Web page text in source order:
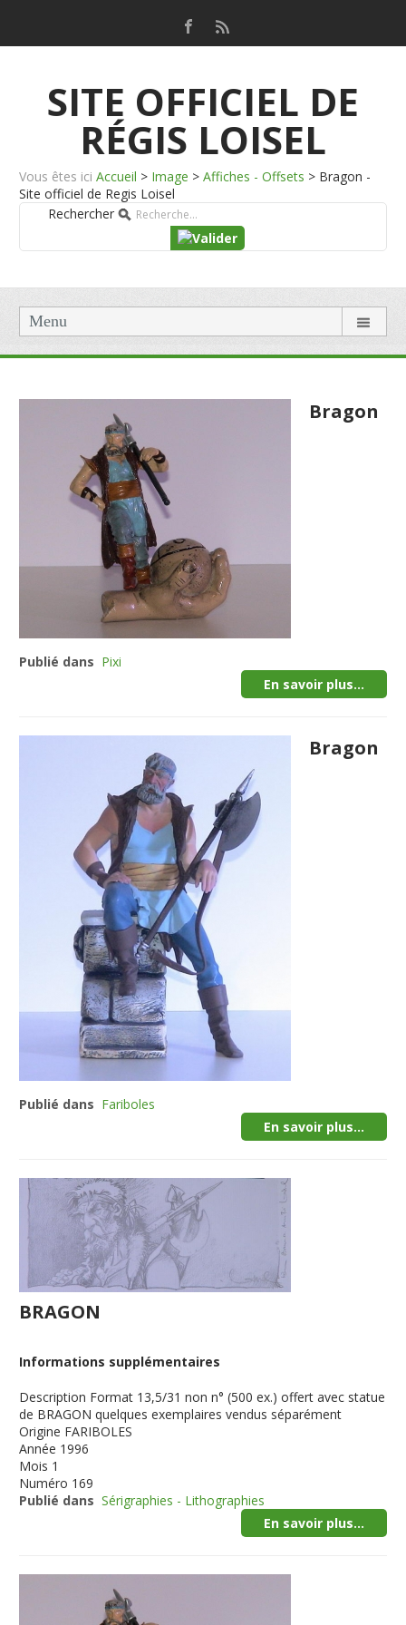
SITE OFFICIEL DE
RÉGIS LOISEL
Vous êtes ici Accueil > Image > Affiches - Offsets > Bragon -
Site officiel de Regis Loisel
Rechercher
Menu
Bragon
Publié dans Pixi
En savoir plus...
Bragon
Publié dans Fariboles
En savoir plus...
BRAGON
Informations supplémentaires
Description Format 13,5/31 non n° (500 ex.) offert avec statue
de BRAGON quelques exemplaires vendus séparément
Origine FARIBOLES
Année 1996
Mois 1
Numéro 169
Publié dans Sérigraphies - Lithographies
En savoir plus...